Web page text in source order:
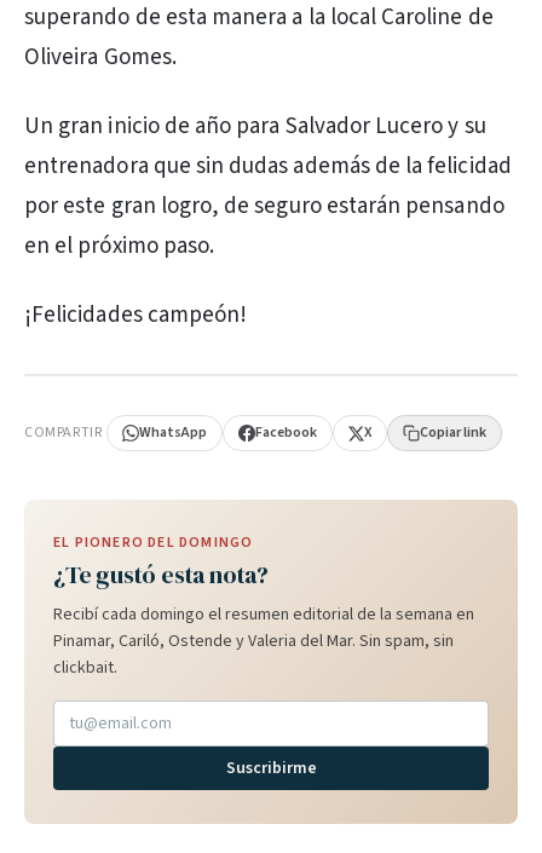
superando de esta manera a la local Caroline de
Oliveira Gomes.
Un gran inicio de año para Salvador Lucero y su
entrenadora que sin dudas además de la felicidad
por este gran logro, de seguro estarán pensando
en el próximo paso.
¡Felicidades campeón!
COMPARTIR WhatsApp Facebook X Copiar link
EL PIONERO DEL DOMINGO
¿Te gustó esta nota?
Recibí cada domingo el resumen editorial de la semana en
Pinamar, Cariló, Ostende y Valeria del Mar. Sin spam, sin
clickbait.
Suscribirme